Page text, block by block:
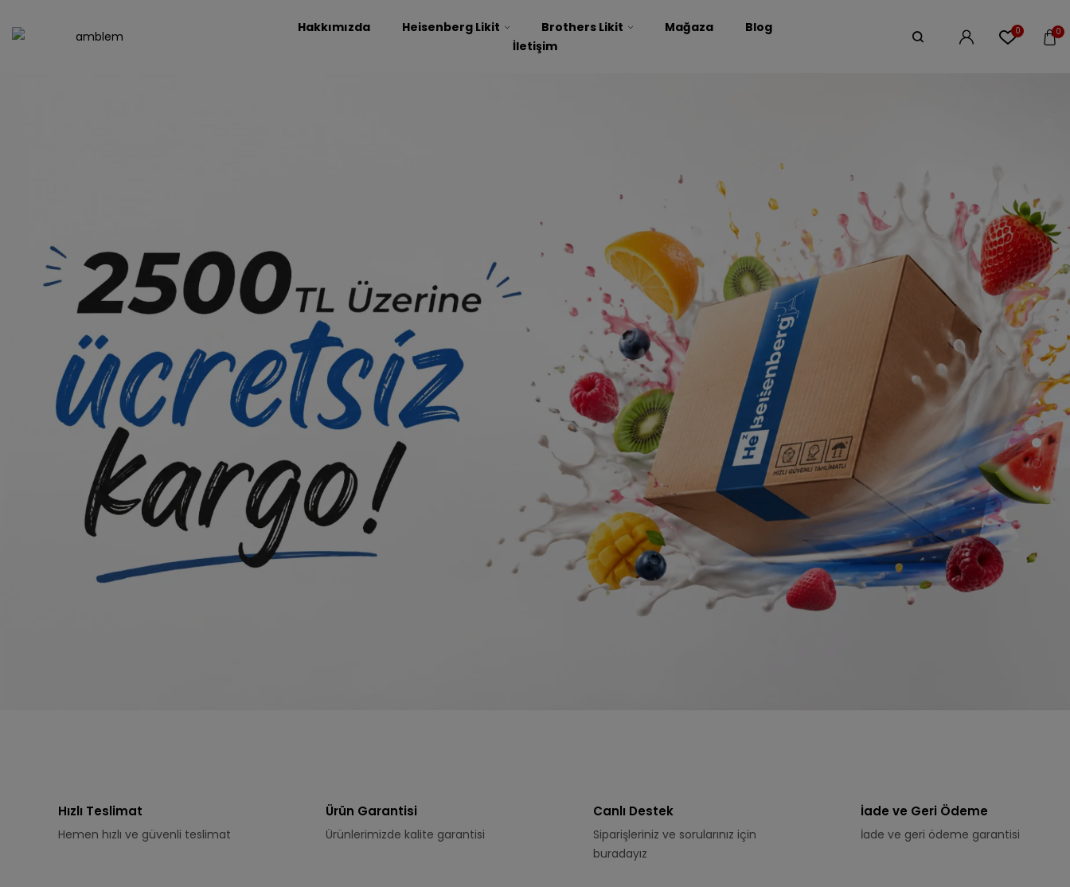
Hakkımızda Heisenberg Likit Brothers Likit Mağaza
Blog
İletişim
0 0
Hızlı Teslimat
Hemen hızlı ve güvenli teslimat
Ürün Garantisi
Ürünlerimizde kalite garantisi
Canlı Destek
Siparişleriniz ve sorularınız için
buradayız
İade ve Geri Ödeme
İade ve geri ödeme garantisi